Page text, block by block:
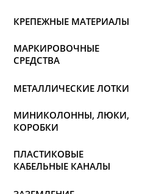
КРЕПЕЖНЫЕ МАТЕРИАЛЫ
МАРКИРОВОЧНЫЕ
СРЕДСТВА
МЕТАЛЛИЧЕСКИЕ ЛОТКИ
МИНИКОЛОННЫ, ЛЮКИ,
КОРОБКИ
ПЛАСТИКОВЫЕ
КАБЕЛЬНЫЕ КАНАЛЫ